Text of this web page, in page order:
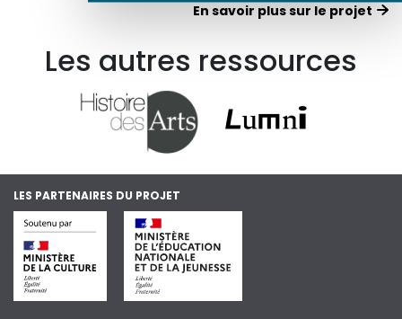
En savoir plus sur le projet
Les autres ressources
LES PARTENAIRES DU PROJET